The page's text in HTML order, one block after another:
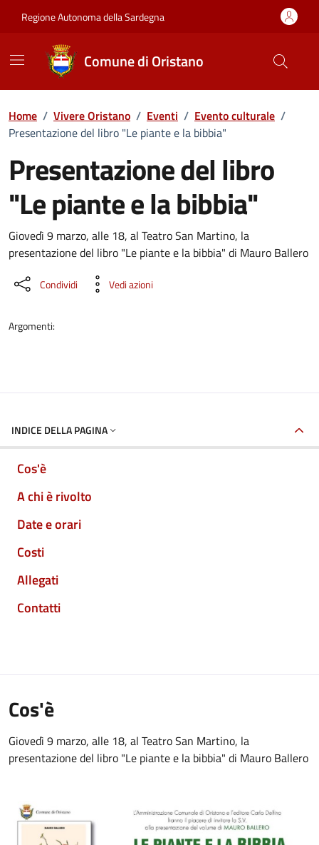
Regione Autonoma della Sardegna
Comune di Oristano
Home / Vivere Oristano / Eventi / Evento culturale /
Presentazione del libro "Le piante e la bibbia"
Presentazione del libro
"Le piante e la bibbia"
Dettaglio dell'evento
Giovedì 9 marzo, alle 18, al Teatro San Martino, la
presentazione del libro "Le piante e la bibbia" di Mauro Ballero
Condividi Vedi azioni
Argomenti:
INDICE DELLA PAGINA
Cos'è
A chi è rivolto
Date e orari
Costi
Allegati
Contatti
Cos'è
Giovedì 9 marzo, alle 18, al Teatro San Martino, la
presentazione del libro "Le piante e la bibbia" di Mauro Ballero